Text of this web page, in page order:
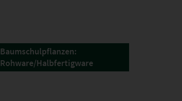
Baumschulpflanzen:
Rohware/Halbfertigware